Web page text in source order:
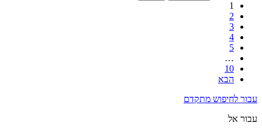
1
2
3
4
5
…
10
הבא
עבור לחיפוש מתקדם
עבור אל